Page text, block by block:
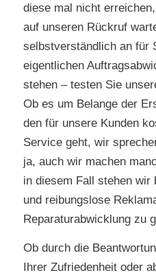
diese mal nicht
auf unseren Rückruf
selbstverständlich an für
eigentlichen
stehen – testen Sie
Ob es um Belange der
den für unsere Kunden
Service geht, wir
ja, auch wir machen
in diesem Fall stehen wir
und reibungslose
Reparaturabwicklung zu
Ob durch die
Ihrer Zufriedenheit oder